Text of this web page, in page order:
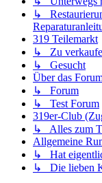
↳
319 Teilemarkt
↳ Zu
↳ Gesucht
Über das
↳ Forum
↳ Test Forum
319er-Club
↳ Alles zum
Allgemeine
↳ Hat
↳ Die lieben